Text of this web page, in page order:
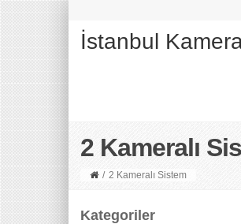
İstanbul
2 Kameralı
/ 2 Kameralı Sistem
Kategoriler